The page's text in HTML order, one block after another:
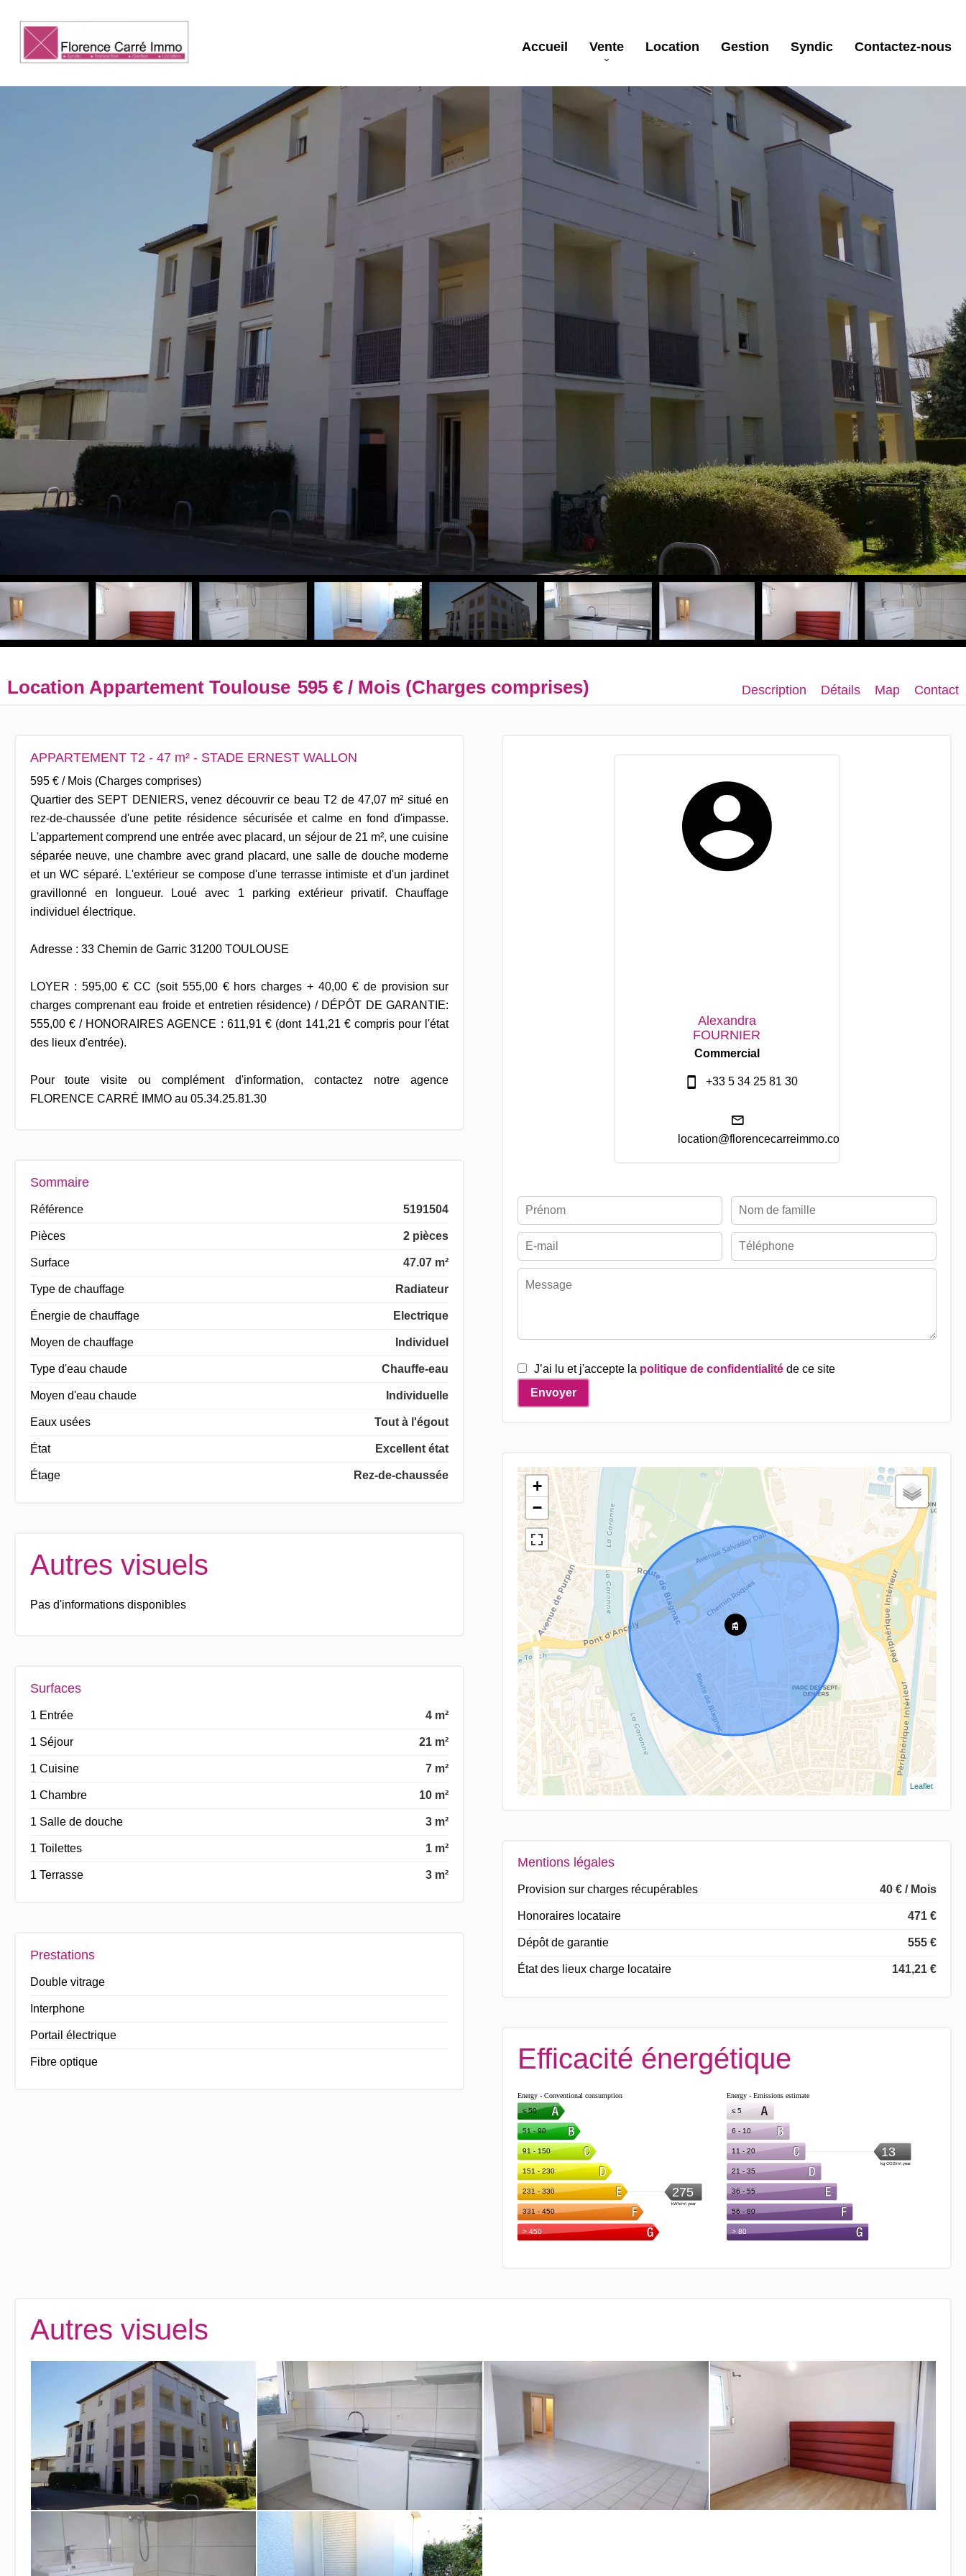
Accueil Vente Location Gestion Syndic Contactez-nous
Location Appartement Toulouse 595 € / Mois (Charges comprises) Description Détails Map Contact
APPARTEMENT T2 - 47 m² - STADE ERNEST WALLON
595 € / Mois (Charges comprises)
Quartier des SEPT DENIERS, venez découvrir ce beau T2 de 47,07 m² situé en
rez-de-chaussée d'une petite résidence sécurisée et calme en fond d'impasse.
L'appartement comprend une entrée avec placard, un séjour de 21 m², une cuisine
séparée neuve, une chambre avec grand placard, une salle de douche moderne
et un WC séparé. L'extérieur se compose d'une terrasse intimiste et d'un jardinet
gravillonné en longueur. Loué avec 1 parking extérieur privatif. Chauffage
individuel électrique.
Adresse : 33 Chemin de Garric 31200 TOULOUSE
LOYER : 595,00 € CC (soit 555,00 € hors charges + 40,00 € de provision sur
charges comprenant eau froide et entretien résidence) / DÉPÔT DE GARANTIE:
555,00 € / HONORAIRES AGENCE : 611,91 € (dont 141,21 € compris pour l'état
des lieux d'entrée).
Pour toute visite ou complément d'information, contactez notre agence
FLORENCE CARRÉ IMMO au 05.34.25.81.30
Sommaire
Référence 5191504
Pièces 2 pièces
Surface 47.07 m²
Type de chauffage Radiateur
Énergie de chauffage Electrique
Moyen de chauffage Individuel
Type d'eau chaude Chauffe-eau
Moyen d'eau chaude Individuelle
Eaux usées Tout à l'égout
État Excellent état
Étage Rez-de-chaussée
Autres visuels
Pas d'informations disponibles
Surfaces
1 Entrée 4 m²
1 Séjour 21 m²
1 Cuisine 7 m²
1 Chambre 10 m²
1 Salle de douche 3 m²
1 Toilettes 1 m²
1 Terrasse 3 m²
Prestations
Double vitrage
Interphone
Portail électrique
Fibre optique
Alexandra
FOURNIER
Commercial
+33 5 34 25 81 30
location@florencecarreimmo.com
J’ai lu et j'accepte la politique de confidentialitéde ce site
Envoyer
+
−
Leaflet
Mentions légales
Provision sur charges récupérables 40 € / Mois
Honoraires locataire 471 €
Dépôt de garantie 555 €
État des lieux charge locataire 141,21 €
Efficacité énergétique
Autres visuels